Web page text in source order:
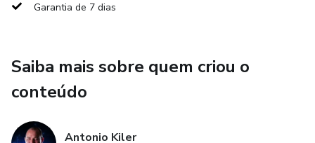
uma nova perspectiva sobre sucesso, superação de limites,
Mais do que uma leitura, é um convite para descobrir
e a viver de forma plena, saudável e com liberdade
Garantia de 7 dias
Saiba mais sobre quem criou o
conteúdo
Antonio Kiler